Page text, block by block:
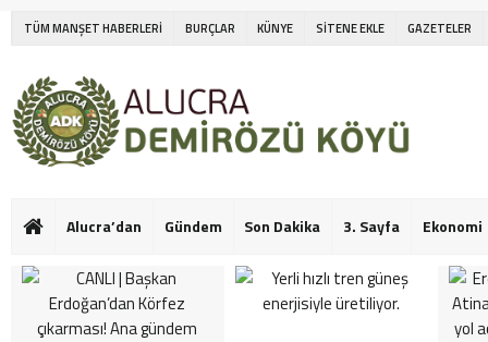
TÜM MANŞET HABERLERİ BURÇLAR KÜNYE SİTENE EKLE GAZETELER
Alucra’dan Gündem Son Dakika 3. Sayfa Ekonomi